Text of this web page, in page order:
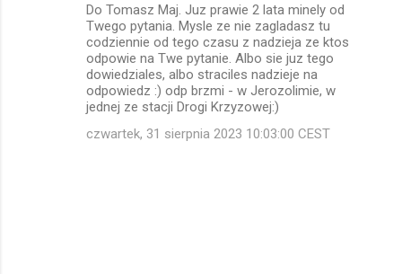
Do Tomasz Maj. Juz prawie 2 lata minely od
Twego pytania. Mysle ze nie zagladasz tu
codziennie od tego czasu z nadzieja ze ktos
odpowie na Twe pytanie. Albo sie juz tego
dowiedziales, albo straciles nadzieje na
odpowiedz :) odp brzmi - w Jerozolimie, w
jednej ze stacji Drogi Krzyzowej:)
czwartek, 31 sierpnia 2023 10:03:00 CEST